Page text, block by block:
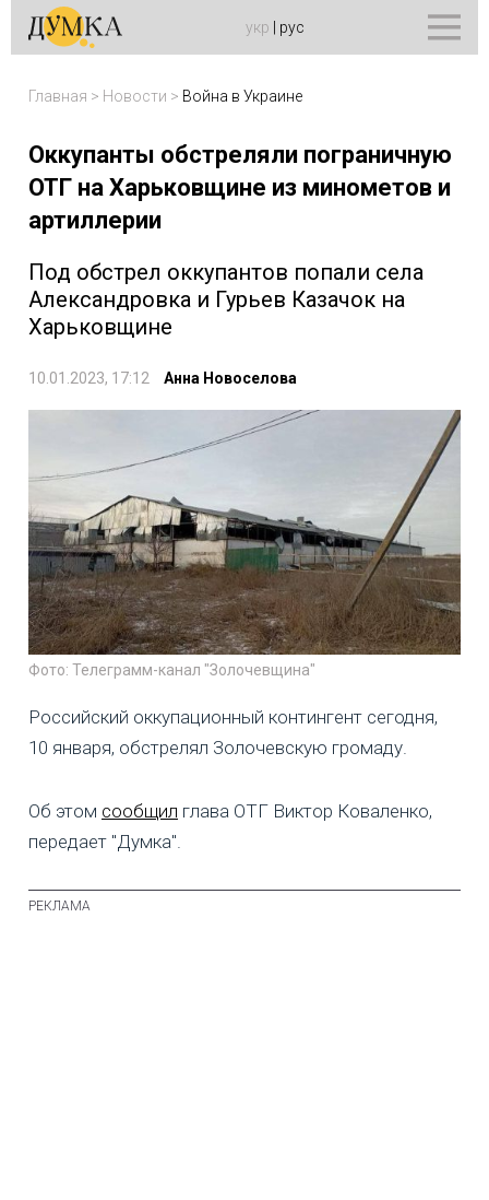
укр рус
Главная > Новости > Война в Украине
Оккупанты обстреляли пограничную
ОТГ на Харьковщине из минометов и
артиллерии
Под обстрел оккупантов попали села
Александровка и Гурьев Казачок на
Харьковщине
10.01.2023, 17:12 Анна Новоселова
Фото: Телеграмм-канал "Золочевщина"
Российский оккупационный контингент сегодня,
10 января, обстрелял Золочевскую громаду.
Об этом сообщил глава ОТГ Виктор Коваленко,
передает "Думка".